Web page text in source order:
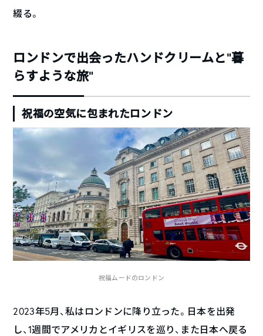
綴る。
ロンドンで出会ったハンドクリームと“暮
らすような旅”
祝福の空気に包まれたロンドン
祝福ムードのロンドン
2023年5月、私はロンドンに降り立った。日本を出発
し、1週間でアメリカとイギリスを巡り、また日本へ戻る